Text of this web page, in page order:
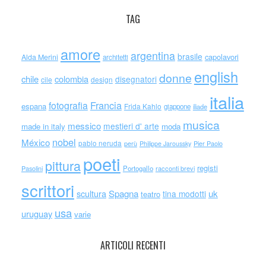
TAG
Alda Merini amore architetti argentina brasile capolavori
chile cile colombia design disegnatori donne english
espana fotografia Francia Frida Kahlo giappone iliade italia
made in italy messico mestieri d' arte moda musica
México nobel pablo neruda perù Philippe Jaroussky Pier Paolo
Pasolini pitturapoeti Portogallo racconti brevi registi
scrittori scultura Spagna teatro tina modotti uk
uruguay usa varie
ARTICOLI RECENTI